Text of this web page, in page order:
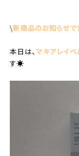
\新商品のお知らせで
本日は、マキアレイ
す☀️